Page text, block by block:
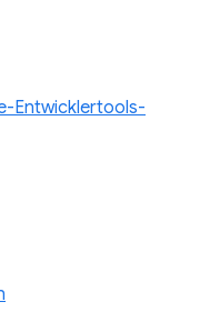
Entwicklertools-